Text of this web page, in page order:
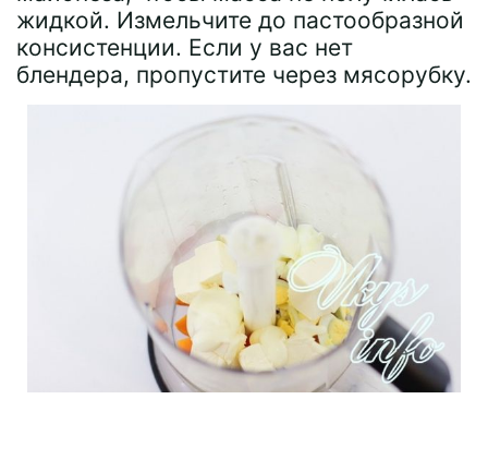
жидкой. Измельчите до пастообразной
консистенции. Если у вас нет
блендера, пропустите через мясорубку.